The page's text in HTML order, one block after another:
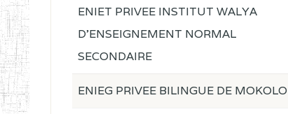
ENIET PRIVEE INSTITUT WALYA
D'ENSEIGNEMENT NORMAL
SECONDAIRE
ENIEG PRIVEE BILINGUE DE MOKOLO